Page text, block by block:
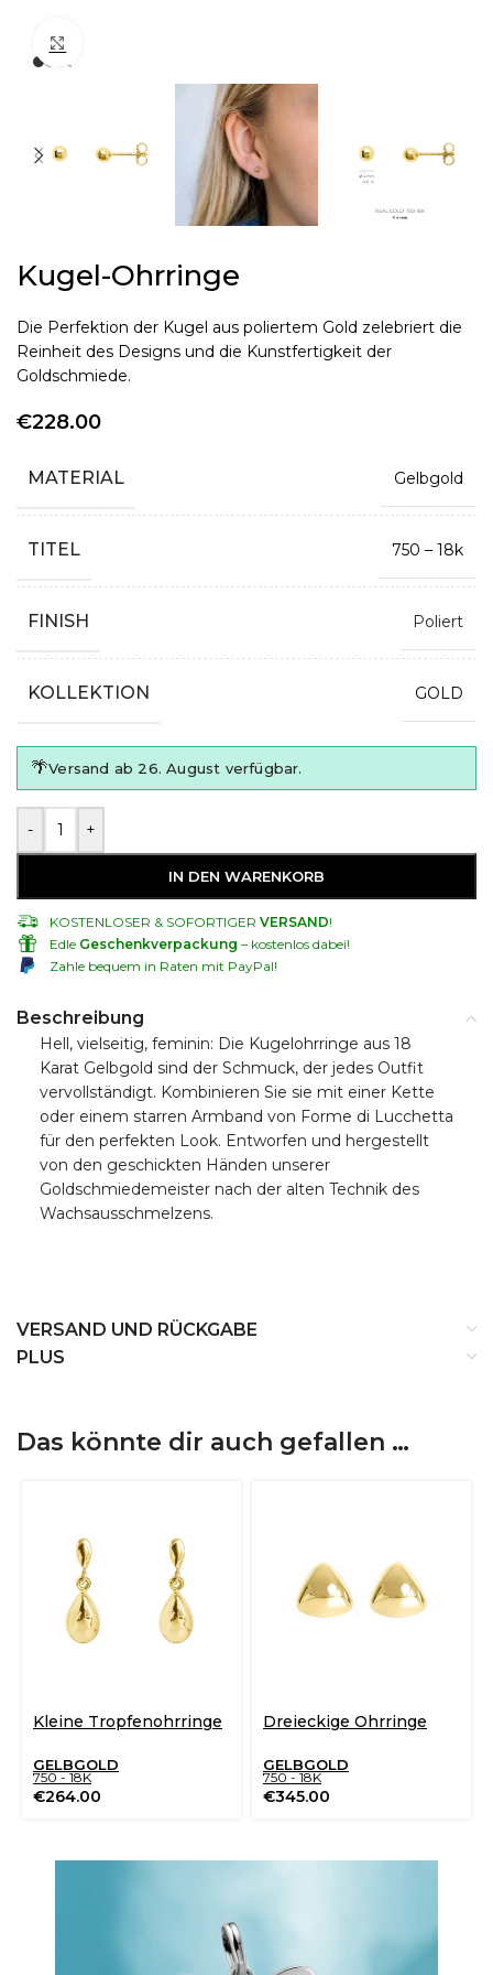
Kugel-Ohrringe
Die Perfektion der Kugel aus poliertem Gold zelebriert die
Reinheit des Designs und die Kunstfertigkeit der
Goldschmiede.
€228.00
MATERIAL Gelbgold
TITEL 750 – 18k
FINISH Poliert
KOLLEKTION GOLD
🌴Versand ab 26. August verfügbar.
- +
IN DEN WARENKORB
KOSTENLOSER & SOFORTIGER VERSAND!
Edle Geschenkverpackung – kostenlos dabei!
Zahle bequem in Raten mit PayPal!
Beschreibung
Hell, vielseitig, feminin: Die Kugelohrringe aus 18
Karat Gelbgold sind der Schmuck, der jedes Outfit
vervollständigt. Kombinieren Sie sie mit einer Kette
oder einem starren Armband von Forme di Lucchetta
für den perfekten Look. Entworfen und hergestellt
von den geschickten Händen unserer
Goldschmiedemeister nach der alten Technik des
Wachsausschmelzens.
VERSAND UND RÜCKGABE
PLUS
Das könnte dir auch gefallen …
Kleine Tropfenohrringe
GELBGOLD
750 - 18K
€264.00
Dreieckige Ohrringe
GELBGOLD
750 - 18K
€345.00